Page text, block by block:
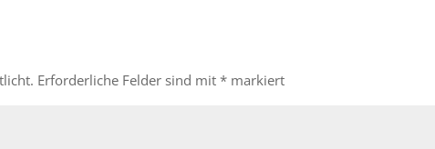
Erforderliche Felder sind mit* markiert